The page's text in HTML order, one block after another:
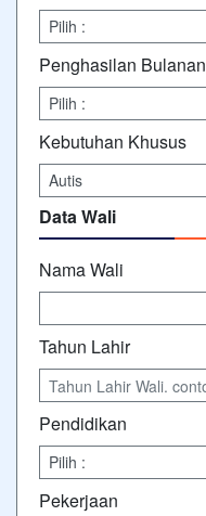
Penghasilan Bulanan
Kebutuhan Khusus
Data Wali
Nama Wali
Tahun Lahir
Pendidikan
Pekerjaan